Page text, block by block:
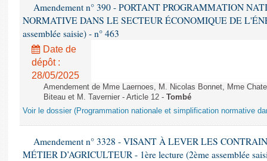
Amendement n° 390 - PORTANT PROGRAMMATION
NORMATIVE DANS LE SECTEUR ÉCONOMIQUE DE
assemblée saisie) - n° 463
Date de
dépôt :
28/05/2025
Amendement de Mme Laernoes, M. Nicolas Bonnet, Mme
Biteau et M. Tavernier - Article 12 - Tombé
Voir le dossier (Programmation nationale et simplification normative
Amendement n° 3328 - VISANT À LEVER LES
MÉTIER D’AGRICULTEUR - 1ère lecture (2ème assemblée